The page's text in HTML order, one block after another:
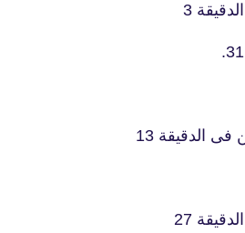
3
الدقيقة 13
27